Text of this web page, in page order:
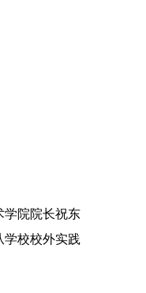
学院院长祝东
学校校外实践